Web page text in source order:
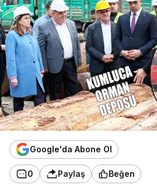
Google'da Abone Ol
0 Paylaş Beğen